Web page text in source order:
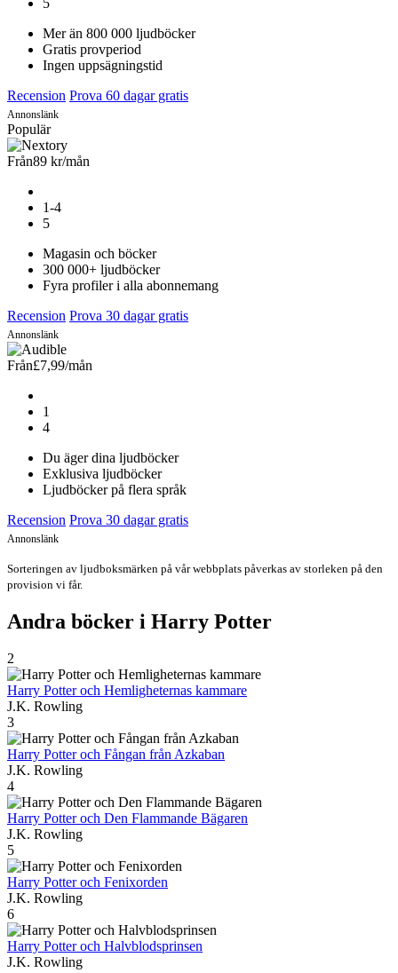
Mer än 800 000 ljudböcker
Gratis provperiod
Ingen uppsägningstid
Recension Prova 60 dagar gratis
Annonslänk
Populär
Från89 kr/mån
1-4
5
Magasin och böcker
300 000+ ljudböcker
Fyra profiler i alla abonnemang
Recension Prova 30 dagar gratis
Annonslänk
Från£7,99/mån
1
4
Du äger dina ljudböcker
Exklusiva ljudböcker
Ljudböcker på flera språk
Recension Prova 30 dagar gratis
Annonslänk
Sorteringen av ljudboksmärken på vår webbplats påverkas av storleken på den
provision vi får.
Andra böcker i Harry Potter
2
Harry Potter och Hemligheternas kammare
J.K. Rowling
3
Harry Potter och Fångan från Azkaban
J.K. Rowling
4
Harry Potter och Den Flammande Bägaren
J.K. Rowling
5
Harry Potter och Fenixorden
J.K. Rowling
6
Harry Potter och Halvblodsprinsen
J.K. Rowling